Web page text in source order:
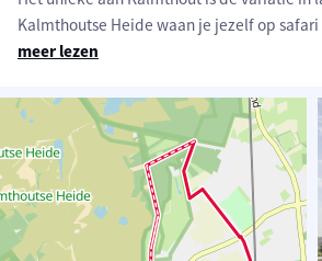
Kalmthoutse Heide waan je jezelf op
meer lezen